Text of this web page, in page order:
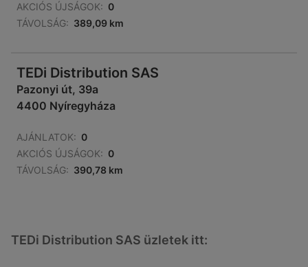
AKCIÓS ÚJSÁGOK: 0
TÁVOLSÁG: 389,09 km
TEDi Distribution SAS
Pazonyi út, 39a
4400 Nyíregyháza
AJÁNLATOK: 0
AKCIÓS ÚJSÁGOK: 0
TÁVOLSÁG: 390,78 km
TEDi Distribution SAS üzletek itt: